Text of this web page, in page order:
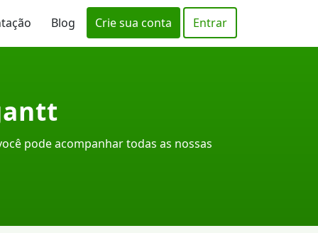
Blog Crie sua conta Entrar
pode acompanhar todas as nossas